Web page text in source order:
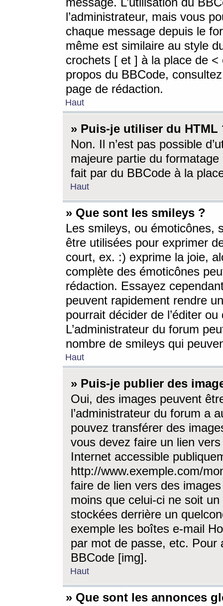
l’administrateur, mais vous
chaque message depuis le
même est similaire au style
crochets [ et ] à la place de <
propos du BBCode,
page de rédaction.
Haut
» Puis-je utiliser du HTML
Non. Il n’est pas possible
majeure partie du
fait par du BBCode à la
Haut
» Que sont les smileys ?
Les smileys, ou émoticônes,
être utilisées pour exprimer
court, ex. :) exprime la joie,
complète des émoticônes
rédaction. Essayez
peuvent rapidement rendre
pourrait décider de l’éditer
L’administrateur du forum
nombre de smileys qui
Haut
» Puis-je publier des
Oui, des images peuvent
l’administrateur du forum a
pouvez transférer des
vous devez faire un lien
Internet accessible
http://www.exemple.com/
faire de lien vers des
moins que celui-ci ne soit
stockées derrière un
exemple les boîtes e-mail
par mot de passe, etc. Pour
BBCode [img].
Haut
» Que sont les annonces